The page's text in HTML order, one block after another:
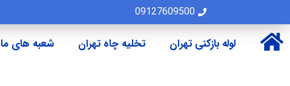
09127609500
لوله بازکنی تهران
تخلیه چاه تهران شعبه های ما